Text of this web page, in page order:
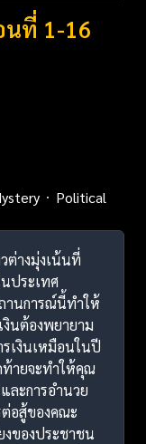
นที่ 1-16
Political
วต่างมุ่งเน้นที่
ประเทศ
านการณ์นี้ทำให้
งินต้องพยายาม
เงินเหมือนในปี
ายจะทำให้คุณ
ละการอำนวย
ต่อสู้ของคณะ
งของประชาชน